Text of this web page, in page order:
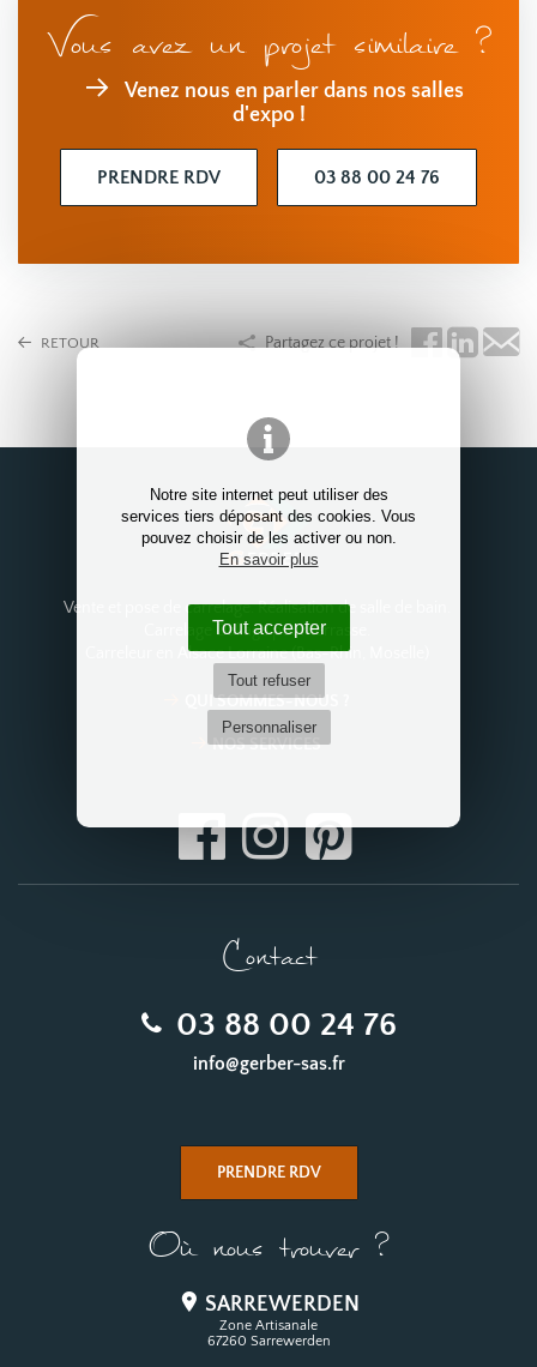
Notre site internet peut utiliser des
services tiers déposant des cookies. Vous
pouvez choisir de les activer ou non.
En savoir plus
Tout accepter
Tout refuser
Personnaliser
Vous avez un projet similaire ?
Venez nous en parler dans nos salles
d'expo !
PRENDRE RDV 03 88 00 24 76
RETOUR Partagez ce projet !
Vente et pose de carrelage. Réalisation de salle de bain.
Carrelage Dallage pour terrasse.
Carreleur en Alsace Lorraine (Bas-Rhin, Moselle)
QUI SOMMES-NOUS ?
NOS SERVICES
Contact
03 88 00 24 76
info@gerber-sas.fr
PRENDRE RDV
Où nous trouver ?
SARREWERDEN
Zone Artisanale
67260 Sarrewerden